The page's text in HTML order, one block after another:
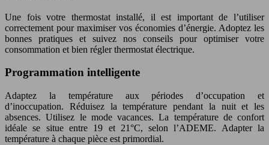
Une fois votre thermostat installé, il est important de l’utiliser
correctement pour maximiser vos économies d’énergie. Adoptez les
bonnes pratiques et suivez nos conseils pour optimiser votre
consommation et bien régler thermostat électrique.
Programmation intelligente
Adaptez la température aux périodes d’occupation et
d’inoccupation. Réduisez la température pendant la nuit et les
absences. Utilisez le mode vacances. La température de confort
idéale se situe entre 19 et 21°C, selon l’ADEME. Adapter la
température à chaque pièce est primordial.